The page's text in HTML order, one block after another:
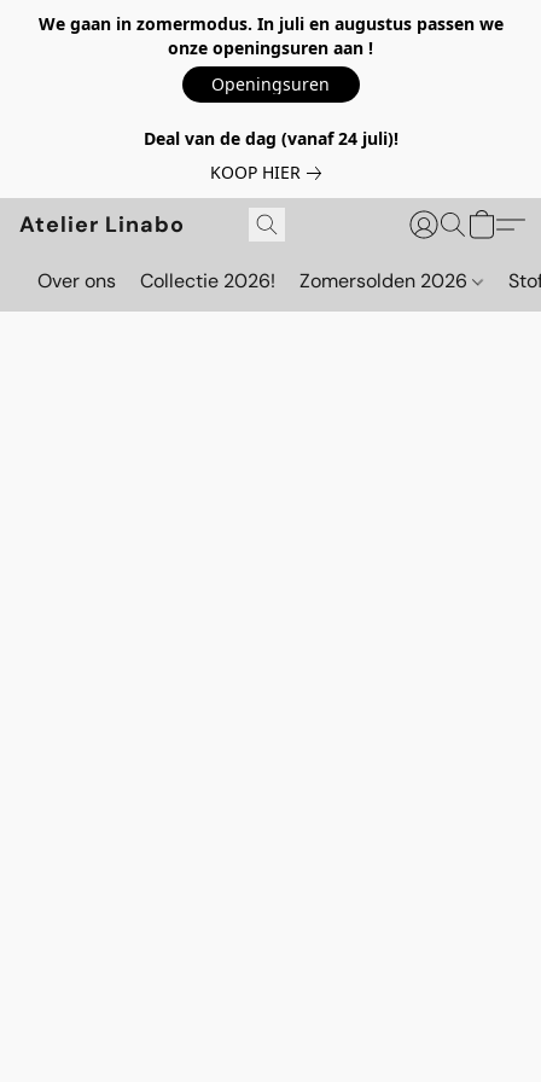
We gaan in zomermodus. In juli en augustus passen we
onze openingsuren aan !
Openingsuren
Deal van de dag (vanaf 24 juli)!
KOOP HIER
Atelier Linabo
Over ons Collectie 2026! Zomersolden 2026